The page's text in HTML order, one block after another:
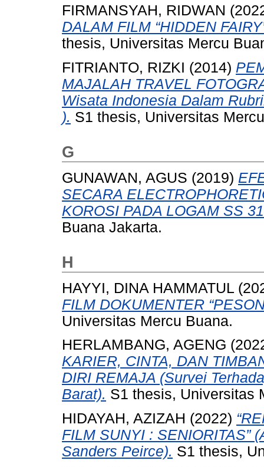
FIRMANSYAH, RIDWAN
DALAM FILM “HIDDEN
thesis, Universitas Mercu
FITRIANTO, RIZKI (2014)
MAJALAH TRAVEL
Wisata Indonesia Dalam
). S1 thesis, Universitas
G
GUNAWAN, AGUS (2019)
SECARA
KOROSI PADA LOGAM SS
Buana Jakarta.
H
HAYYI, DINA HAMMATUL
FILM DOKUMENTER
Universitas Mercu Buana.
HERLAMBANG, AGENG
KARIER, CINTA, DAN
DIRI REMAJA (Survei
Barat). S1 thesis, Universitas
HIDAYAH, AZIZAH (2022)
FILM SUNYI : SENIORITAS”
Sanders Peirce). S1 thesis,